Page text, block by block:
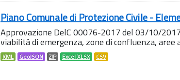
Piano Comunale di Protezione Civile -
Approvazione DelC 00076-2017 del 03/10/
viabilità di emergenza, zone di confluenza, aree
KML GeoJSON ZIP Excel XLSX CSV